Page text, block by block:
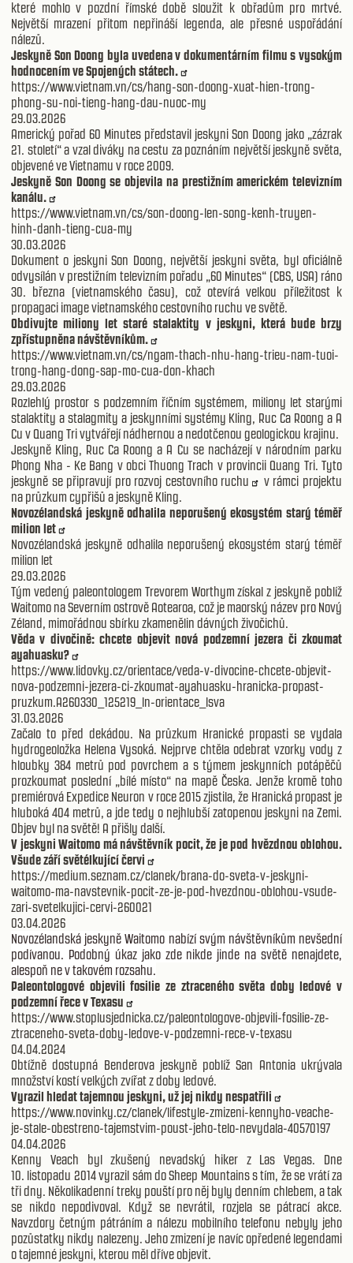
které mohlo v pozdní římské době sloužit k obřadům pro mrtvé.
Největší mrazení přitom nepřináší legenda, ale přesné uspořádání
nálezů.
Jeskyně Son Doong byla uvedena v dokumentárním filmu s vysokým
hodnocením ve Spojených státech.
https://www.vietnam.vn/cs/hang-son-doong-xuat-hien-trong-
phong-su-noi-tieng-hang-dau-nuoc-my
29.03.2026
Americký pořad 60 Minutes představil jeskyni Son Doong jako „zázrak
21. století“ a vzal diváky na cestu za poznáním největší jeskyně světa,
objevené ve Vietnamu v roce 2009.
Jeskyně Son Doong se objevila na prestižním americkém televizním
kanálu.
https://www.vietnam.vn/cs/son-doong-len-song-kenh-truyen-
hinh-danh-tieng-cua-my
30.03.2026
Dokument o jeskyni Son Doong, největší jeskyni světa, byl oficiálně
odvysílán v prestižním televizním pořadu „60 Minutes“ (CBS, USA) ráno
30. března (vietnamského času), což otevírá velkou příležitost k
propagaci image vietnamského cestovního ruchu ve světě.
Obdivujte miliony let staré stalaktity v jeskyni, která bude brzy
zpřístupněna návštěvníkům.
https://www.vietnam.vn/cs/ngam-thach-nhu-hang-trieu-nam-tuoi-
trong-hang-dong-sap-mo-cua-don-khach
29.03.2026
Rozlehlý prostor s podzemním říčním systémem, miliony let starými
stalaktity a stalagmity a jeskynními systémy Kling, Ruc Ca Roong a A
Cu v Quang Tri vytvářejí nádhernou a nedotčenou geologickou krajinu.
Jeskyně Kling, Ruc Ca Roong a A Cu se nacházejí v národním parku
Phong Nha - Ke Bang v obci Thuong Trach v provincii Quang Tri. Tyto
jeskyně se připravují pro rozvoj cestovního ruchu
v rámci projektu
na průzkum cypřišů a jeskyně Kling.
Novozélandská jeskyně odhalila neporušený ekosystém starý téměř
milion let
Novozélandská jeskyně odhalila neporušený ekosystém starý téměř
milion let
29.03.2026
Tým vedený paleontologem Trevorem Worthym získal z jeskyně poblíž
Waitomo na Severním ostrově Aotearoa, což je maorský název pro Nový
Zéland, mimořádnou sbírku zkamenělin dávných živočichů.
Věda v divočině: chcete objevit nová podzemní jezera či zkoumat
ayahuasku?
https://www.lidovky.cz/orientace/veda-v-divocine-chcete-objevit-
nova-podzemni-jezera-ci-zkoumat-ayahuasku-hranicka-propast-
pruzkum.A260330_125219_ln-orientace_lsva
31.03.2026
Začalo to před dekádou. Na průzkum Hranické propasti se vydala
hydrogeoložka Helena Vysoká. Nejprve chtěla odebrat vzorky vody z
hloubky 384 metrů pod povrchem a s týmem jeskynních potápěčů
prozkoumat poslední „bílé místo“ na mapě Česka. Jenže kromě toho
premiérová Expedice Neuron v roce 2015 zjistila, že Hranická propast je
hluboká 404 metrů, a jde tedy o nejhlubší zatopenou jeskyni na Zemi.
Objev byl na světě! A přišly další.
V jeskyni Waitomo má návštěvník pocit, že je pod hvězdnou oblohou.
Všude září světélkující červi
https://medium.seznam.cz/clanek/brana-do-sveta-v-jeskyni-
waitomo-ma-navstevnik-pocit-ze-je-pod-hvezdnou-oblohou-vsude-
zari-svetelkujici-cervi-260021
03.04.2026
Novozélandská jeskyně Waitomo nabízí svým návštěvníkům nevšední
podívanou. Podobný úkaz jako zde nikde jinde na světě nenajdete,
alespoň ne v takovém rozsahu.
Paleontologové objevili fosilie ze ztraceného světa doby ledové v
podzemní řece v Texasu
https://www.stoplusjednicka.cz/paleontologove-objevili-fosilie-ze-
ztraceneho-sveta-doby-ledove-v-podzemni-rece-v-texasu
04.04.2024
Obtížně dostupná Benderova jeskyně poblíž San Antonia ukrývala
množství kostí velkých zvířat z doby ledové.
Vyrazil hledat tajemnou jeskyni, už jej nikdy nespatřili
https://www.novinky.cz/clanek/lifestyle-zmizeni-kennyho-veache-
je-stale-obestreno-tajemstvim-poust-jeho-telo-nevydala-40570197
04.04.2026
Kenny Veach byl zkušený nevadský hiker z Las Vegas. Dne
10. listopadu 2014 vyrazil sám do Sheep Mountains s tím, že se vrátí za
tři dny. Několikadenní treky pouští pro něj byly denním chlebem, a tak
se nikdo nepodivoval. Když se nevrátil, rozjela se pátrací akce.
Navzdory četným pátráním a nálezu mobilního telefonu nebyly jeho
pozůstatky nikdy nalezeny. Jeho zmizení je navíc opředené legendami
o tajemné jeskyni, kterou měl dříve objevit.